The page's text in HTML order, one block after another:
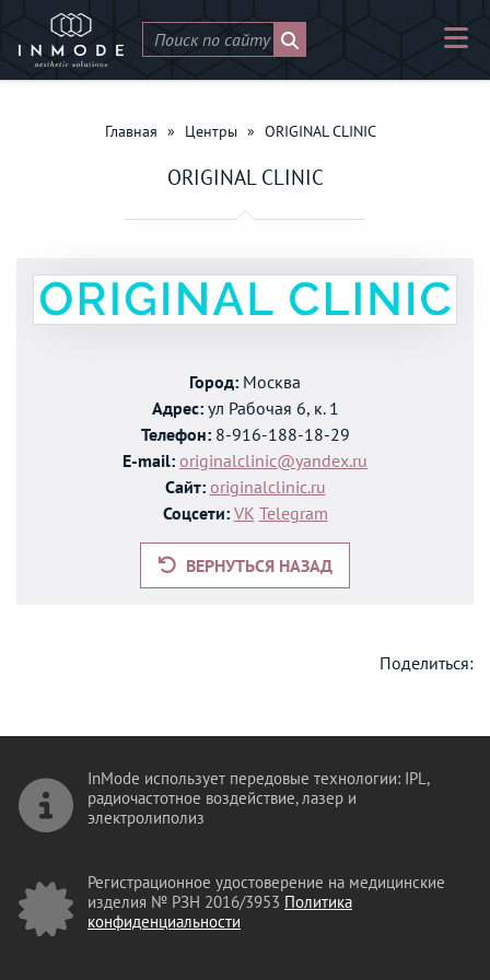
Главная » Центры » ORIGINAL CLINIC
ORIGINAL CLINIC
Город: Москва
Адрес:ул Рабочая 6, к. 1
Телефон:8-916-188-18-29
E-mail: originalclinic@yandex.ru
Сайт: originalclinic.ru
Соцсети: VK Telegram
ВЕРНУТЬСЯ НАЗАД
Поделиться:
InMode использует передовые технологии: IPL,
радиочастотное воздействие, лазер и
электролиполиз
Регистрационное удостоверение на медицинские
изделия № РЗН 2016/3953 Политика
конфиденциальности